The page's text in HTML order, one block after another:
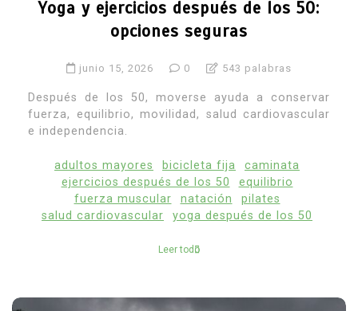
Yoga y ejercicios después de los 50:
opciones seguras
junio 15, 2026 0 543 palabras
Después de los 50, moverse ayuda a conservar
fuerza, equilibrio, movilidad, salud cardiovascular
e independencia.
adultos mayores bicicleta fija
caminata
ejercicios después de los 50
equilibrio
fuerza muscular
natación
pilates
salud cardiovascular
yoga después de los 50
Leer todo